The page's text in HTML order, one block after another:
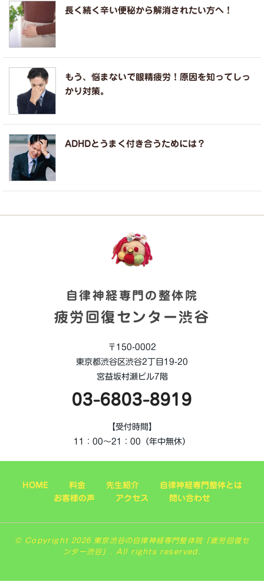
長く続く辛い便秘から解消されたい方へ！
もう、悩まないで眼精疲労！原因を知ってしっ
かり対策。
ADHDとうまく付き合うためには？
自律神経専門の整体院
疲労回復センター渋谷
〒150-0002
東京都渋谷区渋谷2丁目19-20
宮益坂村瀬ビル7階
03-6803-8919
【受付時間】
11：00～21：00（年中無休）
HOME 料金 先生紹介
自律神経専門整体とは
お客様の声
アクセス 問い合わせ
© Copyright 2026 東京渋谷の自律神経専門整体院「疲労回復セ
ンター渋谷」. All rights reserved.